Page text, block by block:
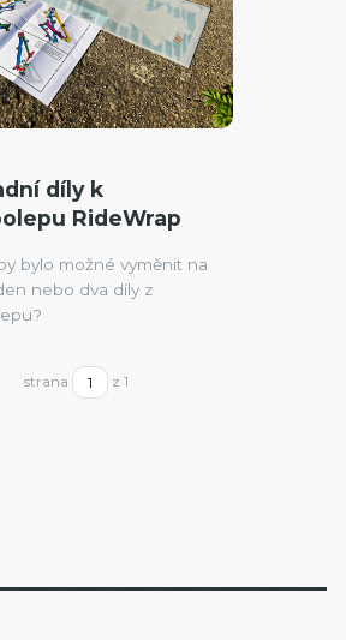
díly k
RideWrap
bylo možné vyměnit na
nebo dva díly z
strana z 1